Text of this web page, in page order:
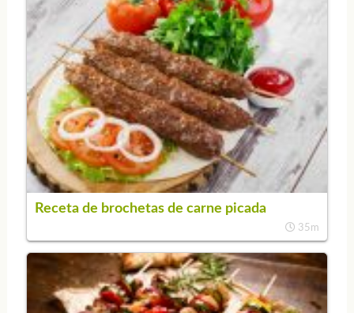
Receta de brochetas de carne picada
35m